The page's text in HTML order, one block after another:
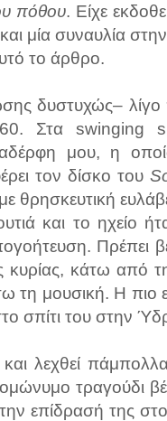
πόθου. Είχε
μία συναυλία
το άρθρο.
δυστυχώς– λίγο
Στα swinging
μου, η
τον δίσκο του
και το ηχείο
Πρέπει
κάτω από
τη μουσική. Η πιο
σπίτι του στην
λεχθεί
τραγούδι
επίδρασή της